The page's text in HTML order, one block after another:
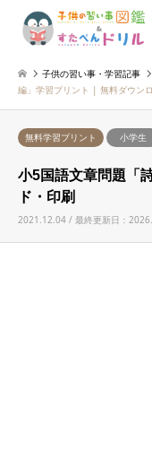
子供の習い事・学習記事
編」学習プリント | 無料ダウン
無料学習プリント 小学生
小5国語文章問題「
ド・印刷
2021.12.04 / 最終更新日：